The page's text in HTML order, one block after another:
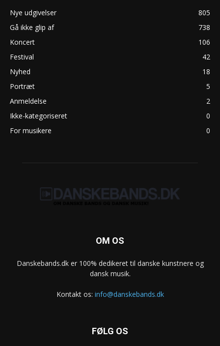
Nye udgivelser
805
Gå ikke glip af
738
Koncert
106
Festival
42
Nyhed
18
Portræt
5
Anmeldelse
2
Ikke-kategoriseret
0
For musikere
0
OM OS
Danskebands.dk er 100% dedikeret til danske kunstnere og
dansk musik.
Kontakt os: info@danskebands.dk
FØLG OS